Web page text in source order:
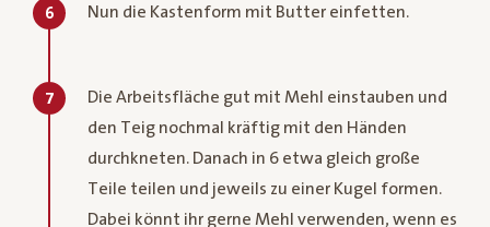
6 Nun die Kastenform mit Butter einfetten.
7
Die Arbeitsfläche gut mit Mehl einstauben und
den Teig nochmal kräftig mit den Händen
durchkneten. Danach in 6 etwa gleich große
Teile teilen und jeweils zu einer Kugel formen.
Dabei könnt ihr gerne Mehl verwenden, wenn es